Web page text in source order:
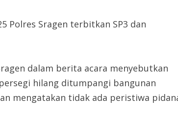
Polres Sragen terbitkan SP3 dan
dalam berita acara menyebutkan
hilang ditumpangi bangunan
mengatakan tidak ada peristiwa